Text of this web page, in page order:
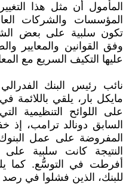
المأمول أن مثل هذا
المؤسسات والشركات
تكون سلبية على بعض
وفق القوانين والمعايير
عليها التكيف السريع مع
نائب رئيس البنك
مايكل بار، يلقي
على اللوائح التنظيمية
السابق دونالد ترامب، إذ
المفروضة على عمل
النتيجة كانت سلبية
أفرطت في التوسُّع. كما
للبنك، الذين فشلوا في رصد